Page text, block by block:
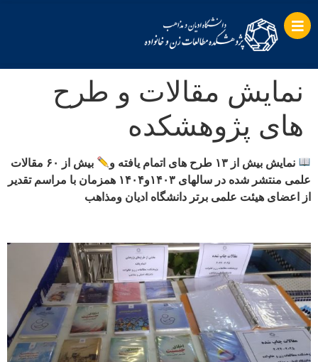
نمایش مقالات و طرح
های پژوهشکده
نمایش بیش از ۱۳ طرح های اتمام یافته و
بیش از ۶۰ مقالات
علمی منتشر شده در سالهای ۱۴۰۳و۱۴۰۴ همزمان با مراسم تقدیر
از اعضای هیئت علمی برتر دانشگاه ادیان و‌مذاهب